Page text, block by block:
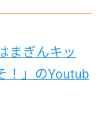
まぎんキッ
！」のYoutub